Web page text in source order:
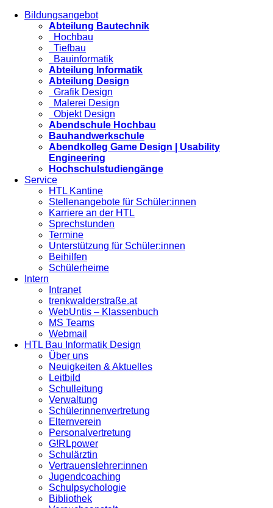
Bildungsangebot
Abteilung Bautechnik
Hochbau
Tiefbau
Bauinformatik
Abteilung Informatik
Abteilung Design
Grafik Design
Malerei Design
Objekt Design
Abendschule Hochbau
Bauhandwerkschule
Abendkolleg Game Design | Usability
Engineering
Hochschulstudiengänge
Service
HTL Kantine
Stellenangebote für Schüler:innen
Karriere an der HTL
Sprechstunden
Termine
Unterstützung für Schüler:innen
Beihilfen
Schülerheime
Intern
Intranet
trenkwalderstraße.at
WebUntis – Klassenbuch
MS Teams
Webmail
HTL Bau Informatik Design
Über uns
Neuigkeiten & Aktuelles
Leitbild
Schulleitung
Verwaltung
Schülerinnenvertretung
Elternverein
Personalvertretung
G!RLpower
Schulärztin
Vertrauenslehrer:innen
Jugendcoaching
Schulpsychologie
Bibliothek